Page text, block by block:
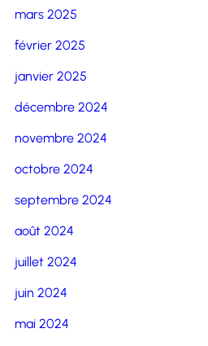
mars 2025
février 2025
janvier 2025
décembre 2024
novembre 2024
octobre 2024
septembre 2024
août 2024
juillet 2024
juin 2024
mai 2024